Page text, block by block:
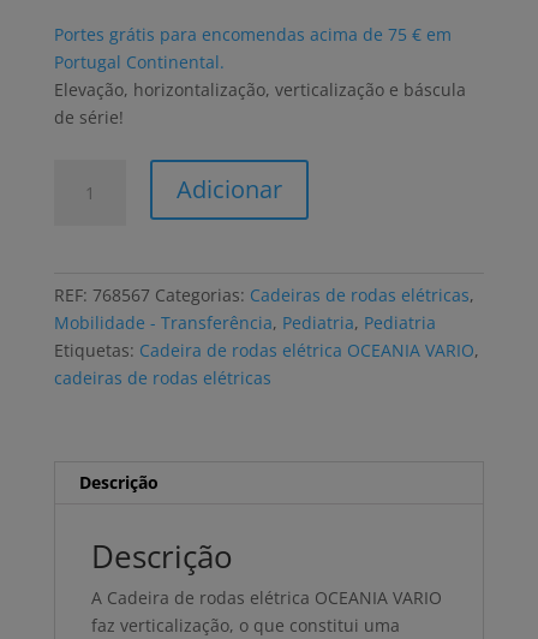
Portes grátis para encomendas acima de 75 € em
Portugal Continental.
Elevação, horizontalização, verticalização e báscula
de série!
elétrica
OCEANIA
Adicionar
REF: 768567 Categorias: Cadeiras de rodas elétricas,
Mobilidade - Transferência, Pediatria, Pediatria
Etiquetas: Cadeira de rodas elétrica OCEANIA VARIO,
cadeiras de rodas elétricas
Descrição
Descrição
A Cadeira de rodas elétrica OCEANIA VARIO
faz verticalização, o que constitui uma